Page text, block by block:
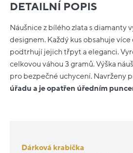
DETAILNÍ POPIS
Náušnice z bílého zlata s diamanty
designem. Každý kus obsahuje
podtrhují jejich třpyt a eleganci.
celkovou váhou 3 gramů. Výška
pro bezpečné uchycení. Navrženy
úřadu a je opatřen úředním
Dárková krabička